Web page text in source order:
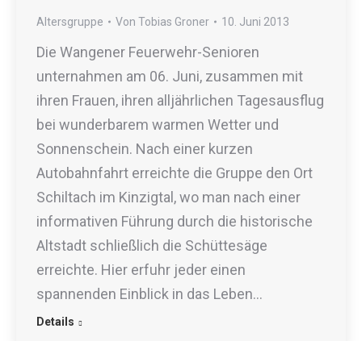
Altersgruppe Von Tobias Groner 10. Juni 2013
Die Wangener Feuerwehr-Senioren
unternahmen am 06. Juni, zusammen mit
ihren Frauen, ihren alljährlichen Tagesausflug
bei wunderbarem warmen Wetter und
Sonnenschein. Nach einer kurzen
Autobahnfahrt erreichte die Gruppe den Ort
Schiltach im Kinzigtal, wo man nach einer
informativen Führung durch die historische
Altstadt schließlich die Schüttesäge
erreichte. Hier erfuhr jeder einen
spannenden Einblick in das Leben…
Details